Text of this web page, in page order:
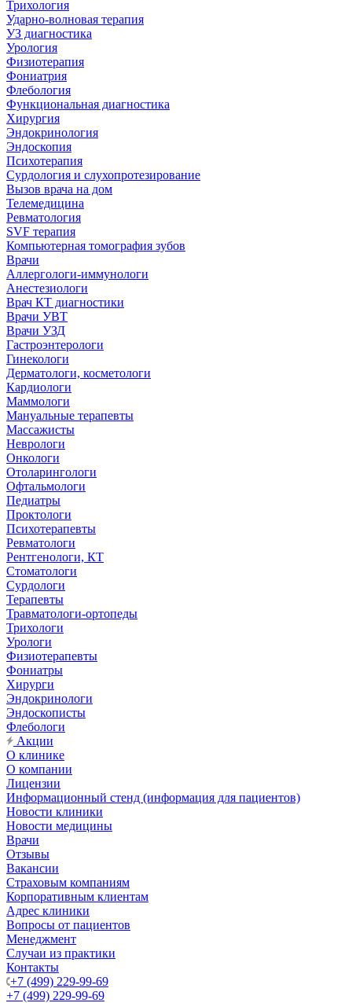
Трихология
Ударно-волновая терапия
УЗ диагностика
Урология
Физиотерапия
Фониатрия
Флебология
Функциональная диагностика
Хирургия
Эндокринология
Эндоскопия
Психотерапия
Сурдология и слухопротезирование
Вызов врача на дом
Телемедицина
Ревматология
SVF терапия
Компьютерная томография зубов
Врачи
Аллергологи-иммунологи
Анестезиологи
Врач КТ диагностики
Врачи УВТ
Врачи УЗД
Гастроэнтерологи
Гинекологи
Дерматологи, косметологи
Кардиологи
Маммологи
Мануальные терапевты
Массажисты
Неврологи
Онкологи
Отоларингологи
Офтальмологи
Педиатры
Проктологи
Психотерапевты
Ревматологи
Рентгенологи, КТ
Стоматологи
Сурдологи
Терапевты
Травматологи-ортопеды
Трихологи
Урологи
Физиотерапевты
Фониатры
Хирурги
Эндокринологи
Эндоскописты
Флебологи
Акции
О клинике
О компании
Лицензии
Информационный стенд (информация для пациентов)
Новости клиники
Новости медицины
Врачи
Отзывы
Вакансии
Страховым компаниям
Корпоративным клиентам
Адрес клиники
Вопросы от пациентов
Менеджмент
Случаи из практики
Контакты
+7 (499) 229-99-69
+7 (499) 229-99-69